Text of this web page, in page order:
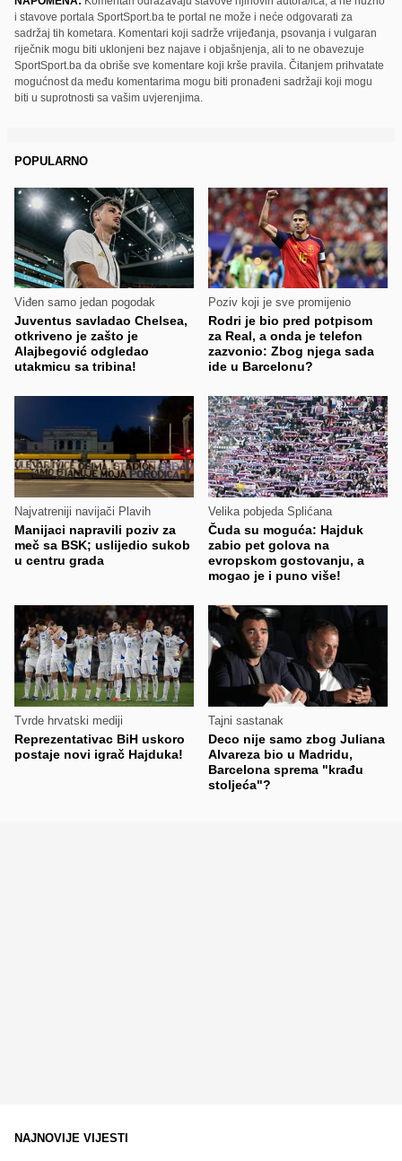
i stavove portala SportSport.ba te portal ne može i neće odgovarati za
sadržaj tih kometara. Komentari koji sadrže vrijeđanja, psovanja i vulgaran
riječnik mogu biti uklonjeni bez najave i objašnjenja, ali to ne obavezuje
SportSport.ba da obriše sve komentare koji krše pravila. Čitanjem prihvatate
mogućnost da među komentarima mogu biti pronađeni sadržaji koji mogu
biti u suprotnosti sa vašim uvjerenjima.
POPULARNO
Viđen samo jedan pogodak
Juventus savladao Chelsea,
otkriveno je zašto je
Alajbegović odgledao
utakmicu sa tribina!
Poziv koji je sve promijenio
Rodri je bio pred potpisom
za Real, a onda je telefon
zazvonio: Zbog njega sada
ide u Barcelonu?
Najvatreniji navijači Plavih
Manijaci napravili poziv za
meč sa BSK; uslijedio sukob
u centru grada
Velika pobjeda Splićana
Čuda su moguća: Hajduk
zabio pet golova na
evropskom gostovanju, a
mogao je i puno više!
Tvrde hrvatski mediji
Reprezentativac BiH uskoro
postaje novi igrač Hajduka!
Tajni sastanak
Deco nije samo zbog Juliana
Alvareza bio u Madridu,
Barcelona sprema "krađu
stoljeća"?
NAJNOVIJE VIJESTI